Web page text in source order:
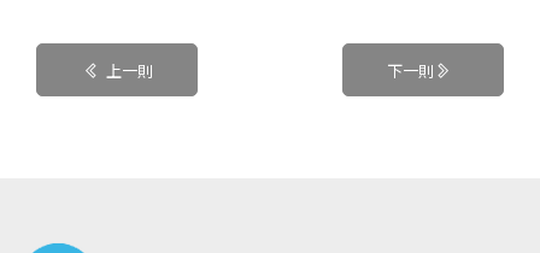
上一則 下一則